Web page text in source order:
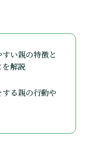
い親の特徴と
を解説
る親の行動や